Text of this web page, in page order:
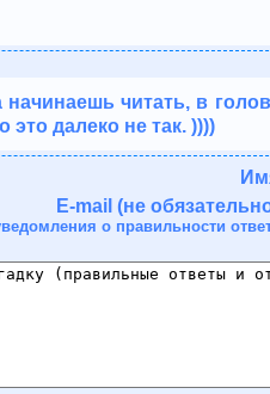
начинаешь читать, в
это далеко не так. ))))
E-mail (не
о правильности